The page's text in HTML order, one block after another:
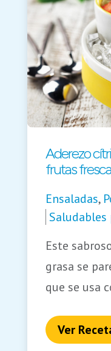
Aderezo
frutas
Ensaladas,
Saludables
Este
grasa se
que se usa
Ver